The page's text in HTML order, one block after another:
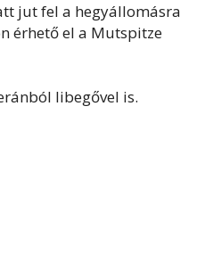
jut fel a hegyállomásra
érhető el a Mutspitze
libegővel is.